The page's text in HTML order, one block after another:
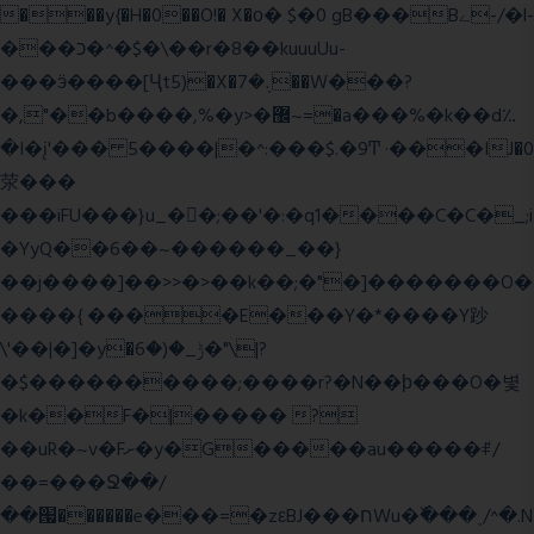
���y{�H�0��O!� X�о� $�0 gB���Bے-/�l-
���כ�^�$�\��r�8��kuuuUu-
���ӭ����[Ҷt5)�X�܉�7��W���?
�,"��b����,%�y>�޼~=�a���%�k��d؉
�I�į'��� 5����|�^:���$.�9Ͳ ·���IJ�0
荥���
���iFU���}u_��;��'�:�q1����C�C�_;i
�YyQ��6��~������_��}
��j����]��>>�>��k��;�"�]�������O�
����{ ����E���Y�*����Y䟞
\'��|�]�y�ݱ_�(�6�"\|?
�$����������;����r?�N��ϸ���O�볓
�k��F�|����� ?
��uR�~v�Fށ�y�G�����au�����ꑷ/
��=���Ջ��/
��՗������e���=�zεBJ���חWu�߰���˯/^�.N